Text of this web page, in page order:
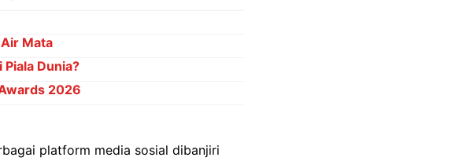
Mata
Dunia?
2026
platform media sosial dibanjiri